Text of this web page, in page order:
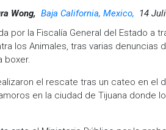
Wong, Baja California, Mexico,
14
por la Fiscalía General del Estado a
los Animales, tras varias
boxer.
el rescate tras un cateo en el
en la ciudad de Tijuana donde